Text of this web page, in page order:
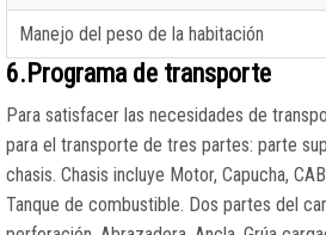
Manejo del peso de la habitación
6.Programa de transporte
Para satisfacer las necesidades de
para el transporte de tres partes: parte
chasis. Chasis incluye Motor, Capucha,
Tanque de combustible. Dos partes del